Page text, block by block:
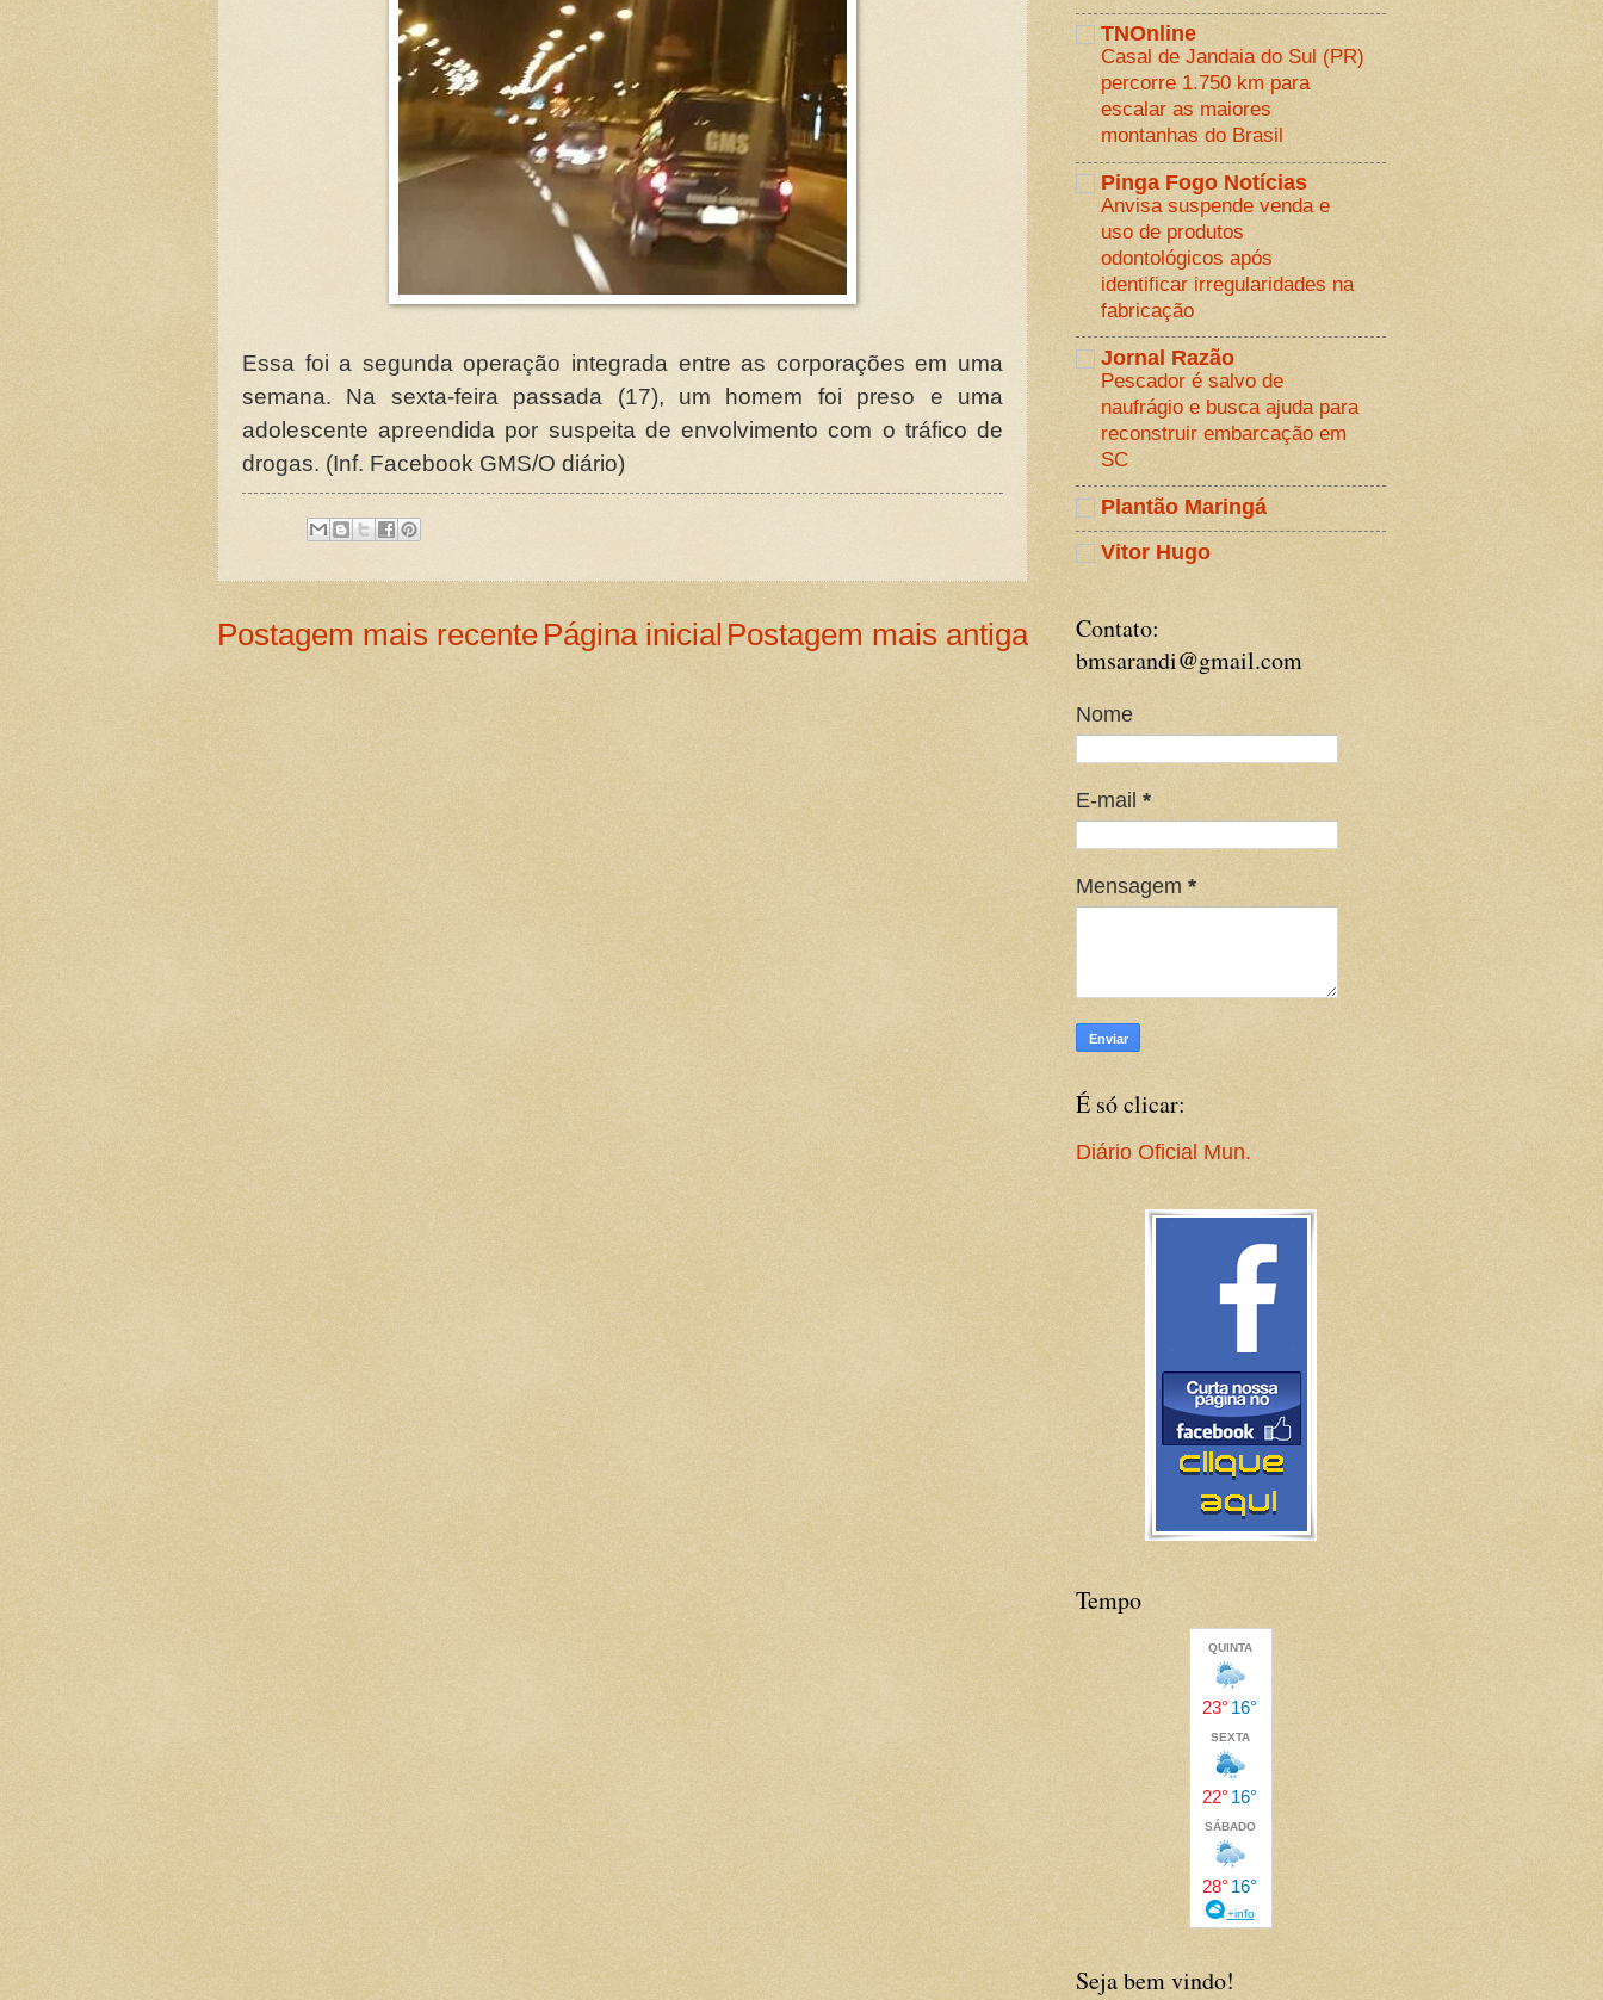
Essa foi a segunda operação integrada entre as corporações em uma
semana. Na sexta-feira passada (17), um homem foi preso e uma
adolescente apreendida por suspeita de envolvimento com o tráfico de
drogas. (Inf. Facebook GMS/O diário)
Postagem mais recente Postagem mais antiga
Página inicial
TNOnline
Casal de Jandaia do Sul (PR)
percorre 1.750 km para
escalar as maiores
montanhas do Brasil
Pinga Fogo Notícias
Anvisa suspende venda e
uso de produtos
odontológicos após
identificar irregularidades na
fabricação
Jornal Razão
Pescador é salvo de
naufrágio e busca ajuda para
reconstruir embarcação em
SC
Plantão Maringá
Vitor Hugo
Contato:
bmsarandi@gmail.com
Nome
E-mail *
Mensagem *
É só clicar:
Diário Oficial Mun.
Tempo
Seja bem vindo!